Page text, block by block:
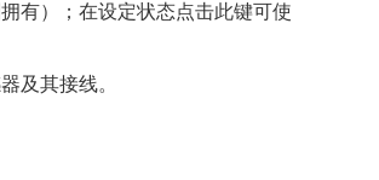
有）；在设定状态点击此键可使
及其接线。